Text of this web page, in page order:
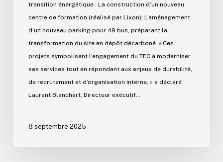
transition énergétique : La construction d’un nouveau
centre de formation (réalisé par Lixon); L’aménagement
d’un nouveau parking pour 49 bus, préparant la
transformation du site en dépôt décarboné. « Ces
projets symbolisent l’engagement du TEC à moderniser
ses services tout en répondant aux enjeux de durabilité,
de recrutement et d’organisation interne, » a déclaré
Laurent Blanchart, Directeur exécutif…
8 septembre 2025